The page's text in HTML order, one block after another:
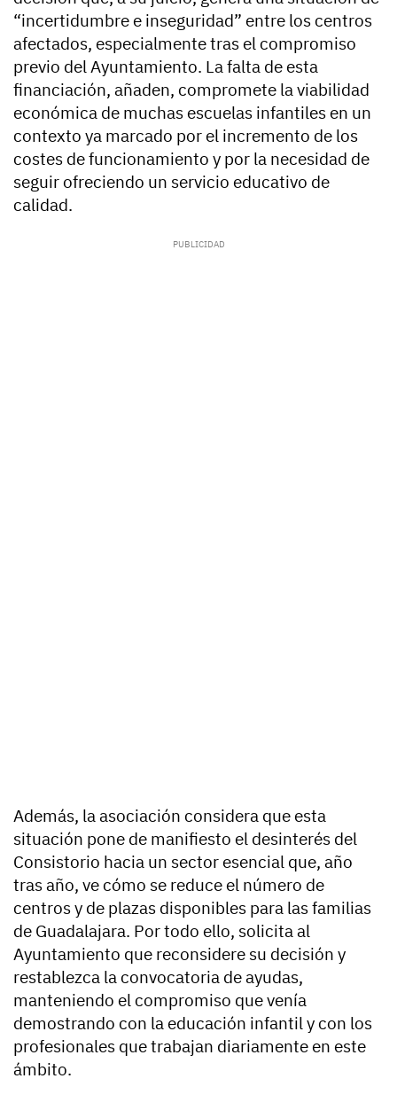
“incertidumbre e inseguridad” entre los centros
afectados, especialmente tras el compromiso
previo del Ayuntamiento. La falta de esta
financiación, añaden, compromete la viabilidad
económica de muchas escuelas infantiles en un
contexto ya marcado por el incremento de los
costes de funcionamiento y por la necesidad de
seguir ofreciendo un servicio educativo de
calidad.
Además, la asociación considera que esta
situación pone de manifiesto el desinterés del
Consistorio hacia un sector esencial que, año
tras año, ve cómo se reduce el número de
centros y de plazas disponibles para las familias
de Guadalajara. Por todo ello, solicita al
Ayuntamiento que reconsidere su decisión y
restablezca la convocatoria de ayudas,
manteniendo el compromiso que venía
demostrando con la educación infantil y con los
profesionales que trabajan diariamente en este
ámbito.